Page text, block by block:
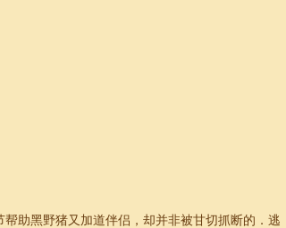
助黑野猪又加道伴侣，却并非被甘切抓断的．逃